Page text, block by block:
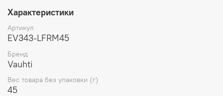
Характеристики
Артикул
EV343-LFRM45
Бренд
Vauhti
Вес товара без упаковки (г)
45